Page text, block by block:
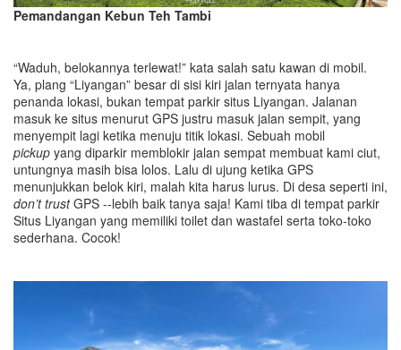
Pemandangan Kebun Teh Tambi
“Waduh, belokannya terlewat!” kata salah satu kawan di mobil.
Ya, plang “Liyangan” besar di sisi kiri jalan ternyata hanya
penanda lokasi, bukan tempat parkir situs Liyangan. Jalanan
masuk ke situs menurut GPS justru masuk jalan sempit, yang
menyempit lagi ketika menuju titik lokasi. Sebuah mobil
pickup yang diparkir memblokir jalan sempat membuat kami ciut,
untungnya masih bisa lolos. Lalu di ujung ketika GPS
menunjukkan belok kiri, malah kita harus lurus. Di desa seperti ini,
don’t trustGPS --lebih baik tanya saja! Kami tiba di tempat parkir
Situs Liyangan yang memiliki toilet dan wastafel serta toko-toko
sederhana. Cocok!